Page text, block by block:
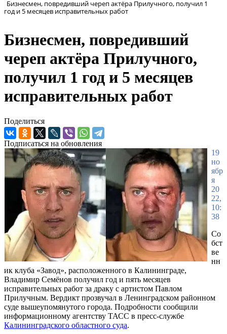
Бизнесмен, повредивший череп актёра Прилучного, получил 1
год и 5 месяцев исправительных работ
Бизнесмен, повредивший
череп актёра Прилучного,
получил 1 год и 5 месяцев
исправительных работ
Поделиться
Подписаться на обновления
19
но
ябр
я
20
22,
10:
38
Со
бст
ве
нн
ик клуба «Завод», расположенного в Калининграде,
Владимир Семёнов получил год и пять месяцев
исправительных работ за драку с артистом Павлом
Прилучным. Вердикт прозвучал в Ленинградском районном
суде вышеупомянутого города. Подробности сообщили
информационному агентству ТАСС в пресс-службе
Калининградского областного суда.